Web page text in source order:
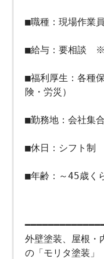
■職種：現場作業員
■給与：要相談 ※
■福利厚生：各種
険・労災）
■勤務地：会社集
■休日：シフト制
■年齢：～45歳く
外壁塗装、屋根・
の「モリタ塗装」